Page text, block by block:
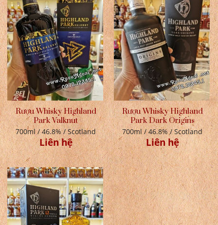
Rượu Whisky Highland
Park Valknut
700ml / 46.8% / Scotland
Liên hệ
Rượu Whisky Highland
Park Dark Origins
700ml / 46.8% / Scotland
Liên hệ